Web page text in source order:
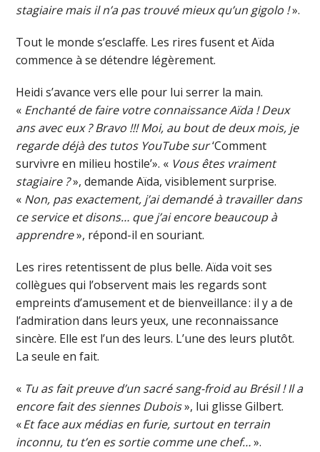
stagiaire mais il n’a pas trouvé mieux qu’un gigolo !».
Tout le monde s’esclaffe. Les rires fusent et Aïda
commence à se détendre légèrement.
Heidi s’avance vers elle pour lui serrer la main.
« Enchanté de faire votre connaissance Aïda ! Deux
ans avec eux ? Bravo !!! Moi, au bout de deux mois, je
regarde déjà des tutos YouTube sur‘Comment
survivre en milieu hostile’». « Vous êtes vraiment
stagiaire ?», demande Aïda, visiblement surprise.
« Non, pas exactement, j’ai demandé à travailler dans
ce service et disons… que j’ai encore beaucoup à
apprendre», répond-il en souriant.
Les rires retentissent de plus belle. Aïda voit ses
collègues qui l’observent mais les regards sont
empreints d’amusement et de bienveillance : il y a de
l’admiration dans leurs yeux, une reconnaissance
sincère. Elle est l’un des leurs. L’une des leurs plutôt.
La seule en fait.
« Tu as fait preuve d’un sacré sang-froid au Brésil ! Il a
encore fait des siennes Dubois», lui glisse Gilbert.
«Et face aux médias en furie, surtout en terrain
inconnu, tu t’en es sortie comme une chef…».